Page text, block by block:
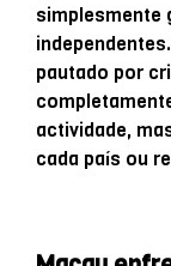
simplesmente
pautado por
actividade,
cada país ou